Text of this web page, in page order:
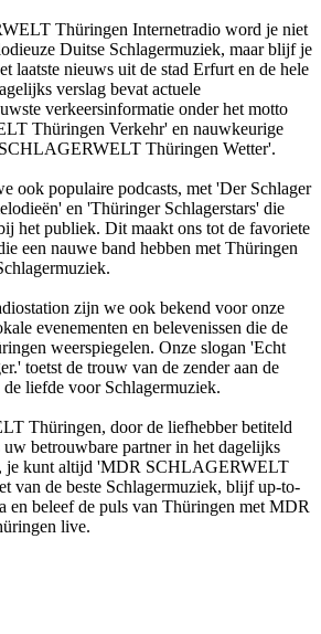
Thüringen Internetradio word je niet
Duitse Schlagermuziek, maar blijf je
laatste nieuws uit de stad Erfurt en de hele
verslag bevat actuele
verkeersinformatie onder het motto
Thüringen Verkehr' en nauwkeurige
Thüringen Wetter'.
ook populaire podcasts, met 'Der Schlager
en 'Thüringer Schlagerstars' die
het publiek. Dit maakt ons tot de favoriete
een nauwe band hebben met Thüringen
zijn we ook bekend voor onze
evenementen en belevenissen die de
weerspiegelen. Onze slogan 'Echt
toetst de trouw van de zender aan de
liefde voor Schlagermuziek.
Thüringen, door de liefhebber betiteld
uw betrouwbare partner in het dagelijks
je kunt altijd 'MDR SCHLAGERWELT
van de beste Schlagermuziek, blijf up-to-
en beleef de puls van Thüringen met MDR
live.